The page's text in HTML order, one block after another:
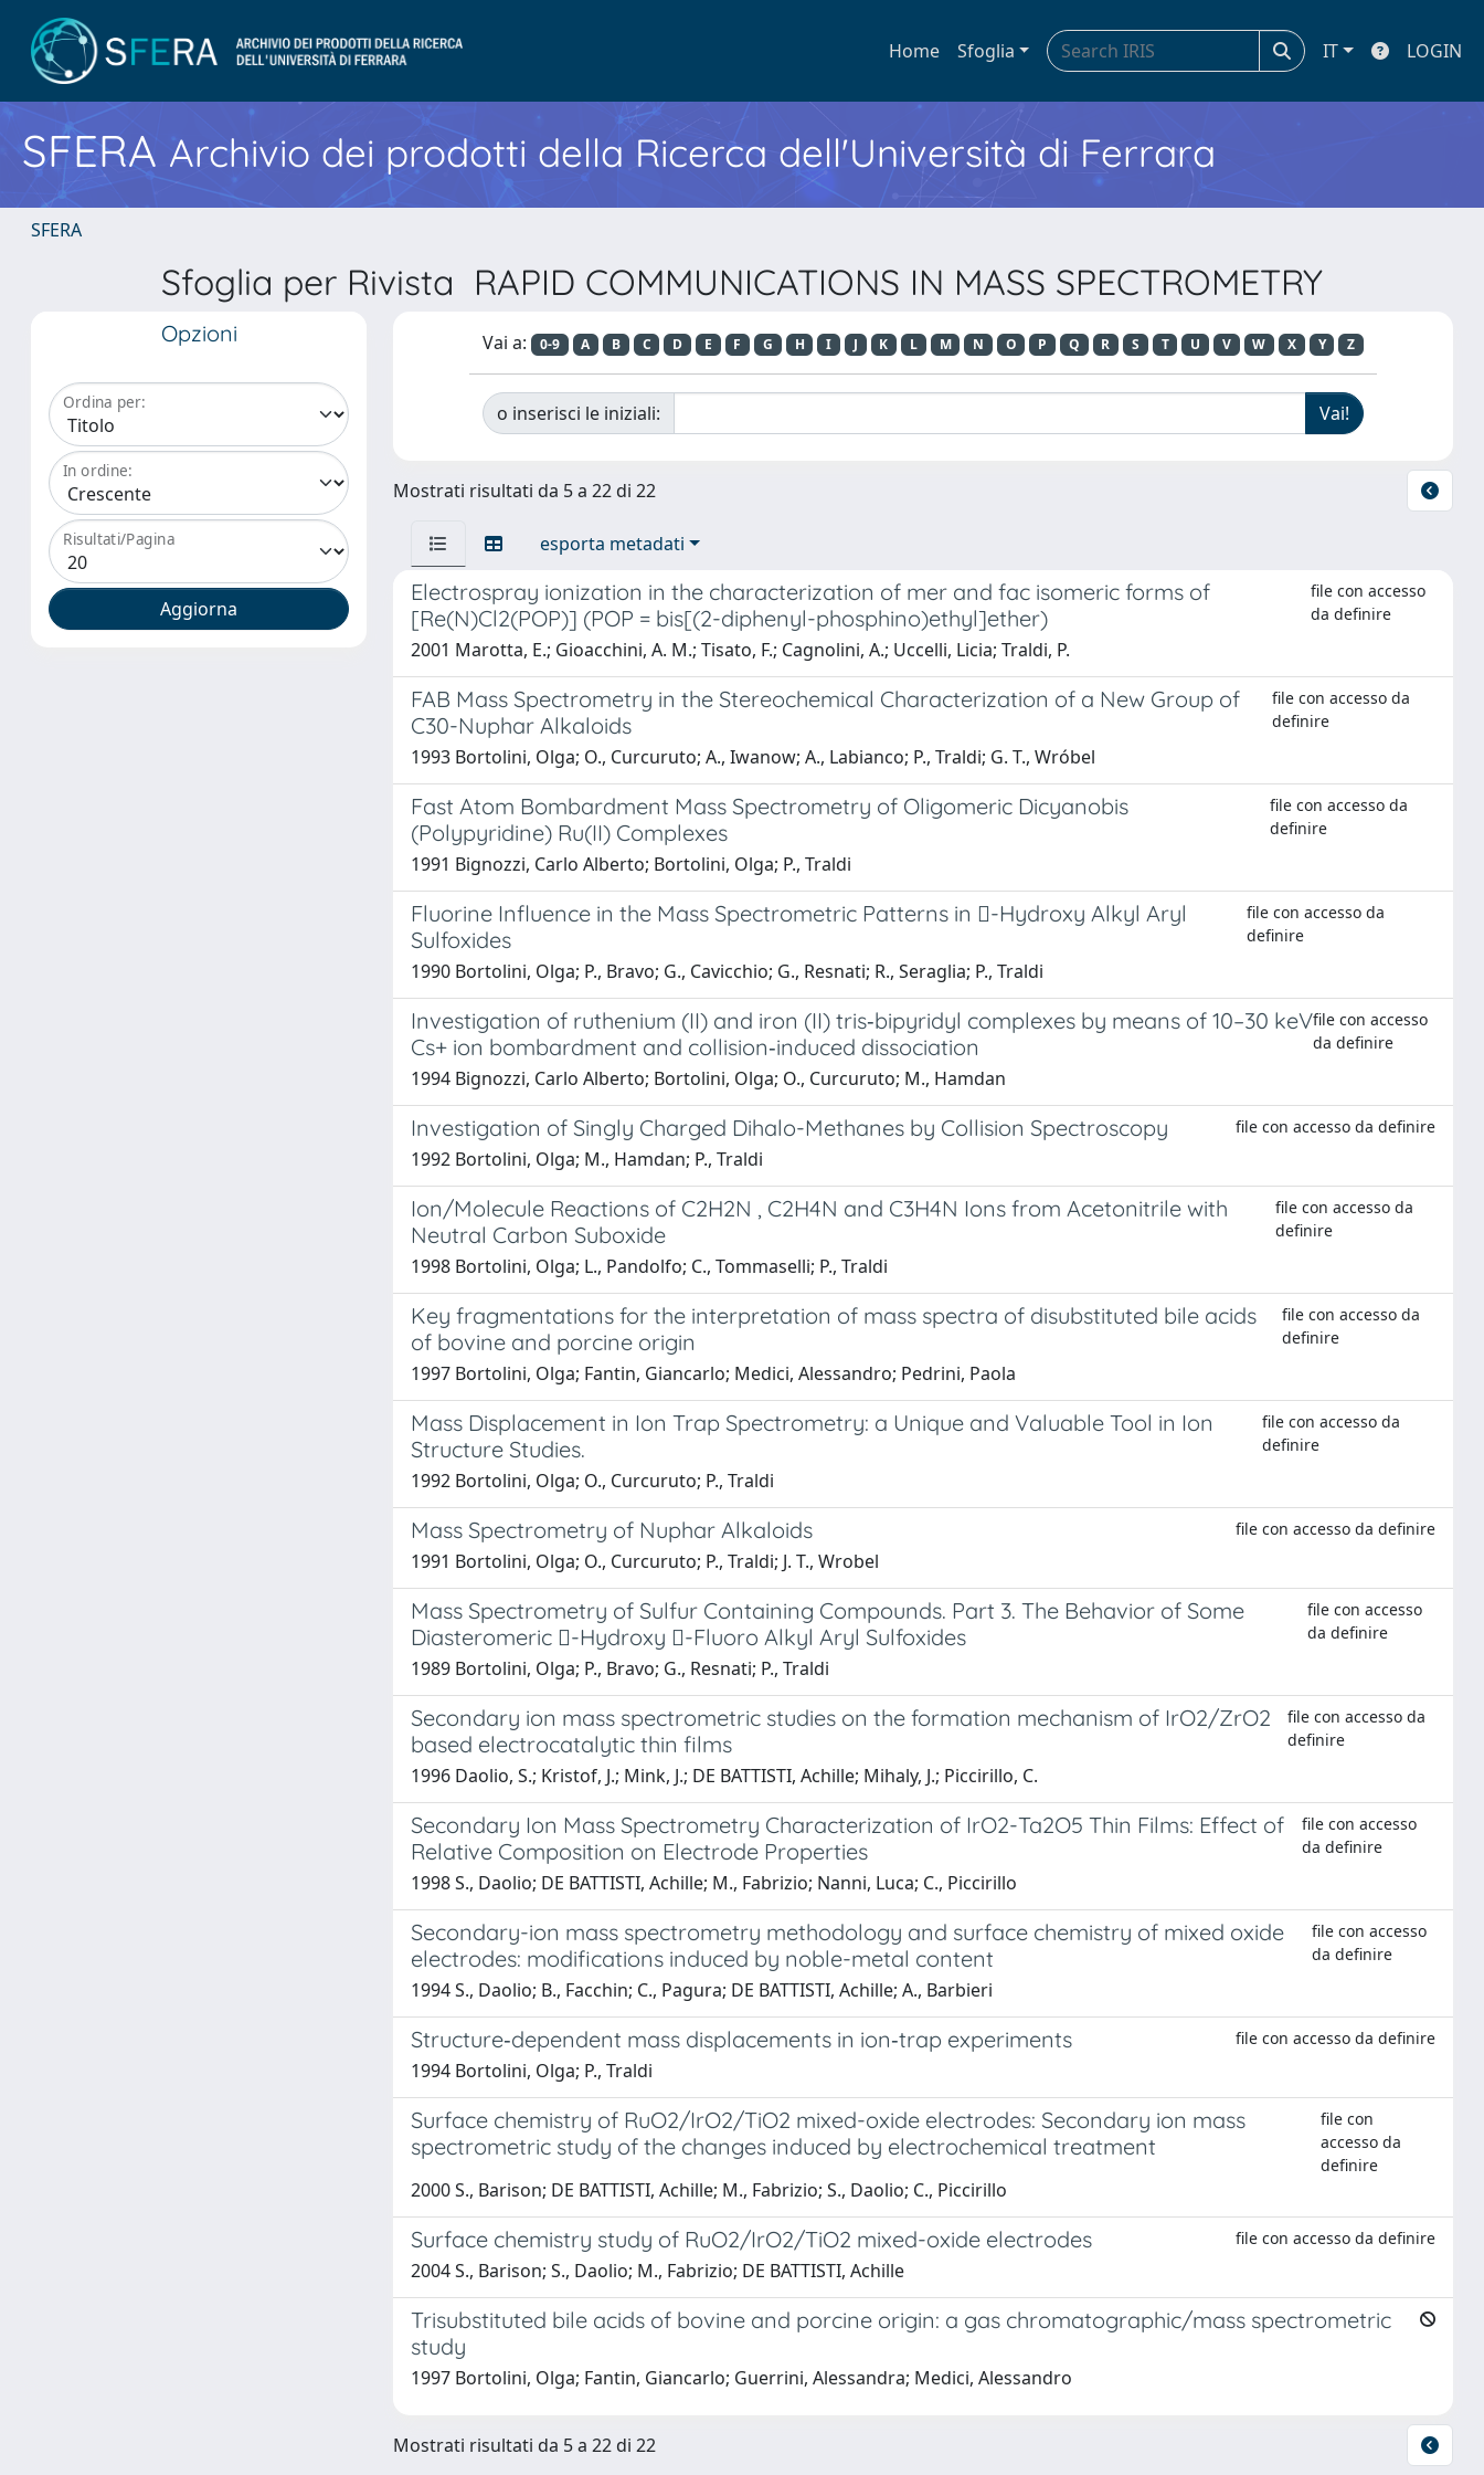
Home Sfoglia IT LOGIN
SFERA Archivio dei prodotti della Ricerca dell'Università di Ferrara
SFERA
Sfoglia per Rivista RAPID COMMUNICATIONS IN MASS SPECTROMETRY
Opzioni
Ordina per:
In ordine:
Risultati/Pagina
Vai a: 0-9 A B C D E F G H I J K L M N O P Q R S T U V W X Y Z
o inserisci le iniziali:
Mostrati risultati da 5 a 22 di 22
esporta metadati
Electrospray ionization in the characterization of mer and fac isomeric forms of
[Re(N)Cl2(POP)] (POP = bis[(2-diphenyl-phosphino)ethyl]ether)
file con accesso
da definire
2001 Marotta, E.; Gioacchini, A. M.; Tisato, F.; Cagnolini, A.; Uccelli, Licia; Traldi, P.
FAB Mass Spectrometry in the Stereochemical Characterization of a New Group of
C30-Nuphar Alkaloids
file con accesso da
definire
1993 Bortolini, Olga; O., Curcuruto; A., Iwanow; A., Labianco; P., Traldi; G. T., Wróbel
Fast Atom Bombardment Mass Spectrometry of Oligomeric Dicyanobis
(Polypyridine) Ru(II) Complexes
file con accesso da
definire
1991 Bignozzi, Carlo Alberto; Bortolini, Olga; P., Traldi
Fluorine Influence in the Mass Spectrometric Patterns in -Hydroxy Alkyl Aryl
Sulfoxides
file con accesso da
definire
1990 Bortolini, Olga; P., Bravo; G., Cavicchio; G., Resnati; R., Seraglia; P., Traldi
Investigation of ruthenium (II) and iron (II) tris‐bipyridyl complexes by means of 10–30 keV
Cs+ ion bombardment and collision‐induced dissociation
file con accesso
da definire
1994 Bignozzi, Carlo Alberto; Bortolini, Olga; O., Curcuruto; M., Hamdan
Investigation of Singly Charged Dihalo-Methanes by Collision Spectroscopy file con accesso da definire
1992 Bortolini, Olga; M., Hamdan; P., Traldi
Ion/Molecule Reactions of C2H2N , C2H4N and C3H4N Ions from Acetonitrile with
Neutral Carbon Suboxide
file con accesso da
definire
1998 Bortolini, Olga; L., Pandolfo; C., Tommaselli; P., Traldi
Key fragmentations for the interpretation of mass spectra of disubstituted bile acids
of bovine and porcine origin
file con accesso da
definire
1997 Bortolini, Olga; Fantin, Giancarlo; Medici, Alessandro; Pedrini, Paola
Mass Displacement in Ion Trap Spectrometry: a Unique and Valuable Tool in Ion
Structure Studies.
file con accesso da
definire
1992 Bortolini, Olga; O., Curcuruto; P., Traldi
Mass Spectrometry of Nuphar Alkaloids file con accesso da definire
1991 Bortolini, Olga; O., Curcuruto; P., Traldi; J. T., Wrobel
Mass Spectrometry of Sulfur Containing Compounds. Part 3. The Behavior of Some
Diasteromeric -Hydroxy -Fluoro Alkyl Aryl Sulfoxides
file con accesso
da definire
1989 Bortolini, Olga; P., Bravo; G., Resnati; P., Traldi
Secondary ion mass spectrometric studies on the formation mechanism of IrO2/ZrO2
based electrocatalytic thin films
file con accesso da
definire
1996 Daolio, S.; Kristof, J.; Mink, J.; DE BATTISTI, Achille; Mihaly, J.; Piccirillo, C.
Secondary Ion Mass Spectrometry Characterization of IrO2-Ta2O5 Thin Films: Effect of
Relative Composition on Electrode Properties
file con accesso
da definire
1998 S., Daolio; DE BATTISTI, Achille; M., Fabrizio; Nanni, Luca; C., Piccirillo
Secondary-ion mass spectrometry methodology and surface chemistry of mixed oxide
electrodes: modifications induced by noble-metal content
file con accesso
da definire
1994 S., Daolio; B., Facchin; C., Pagura; DE BATTISTI, Achille; A., Barbieri
Structure‐dependent mass displacements in ion‐trap experiments file con accesso da definire
1994 Bortolini, Olga; P., Traldi
Surface chemistry of RuO2/IrO2/TiO2 mixed-oxide electrodes: Secondary ion mass
spectrometric study of the changes induced by electrochemical treatment
file con
accesso da
definire
2000 S., Barison; DE BATTISTI, Achille; M., Fabrizio; S., Daolio; C., Piccirillo
Surface chemistry study of RuO2/IrO2/TiO2 mixed-oxide electrodes file con accesso da definire
2004 S., Barison; S., Daolio; M., Fabrizio; DE BATTISTI, Achille
Trisubstituted bile acids of bovine and porcine origin: a gas chromatographic/mass spectrometric
study
1997 Bortolini, Olga; Fantin, Giancarlo; Guerrini, Alessandra; Medici, Alessandro
Mostrati risultati da 5 a 22 di 22